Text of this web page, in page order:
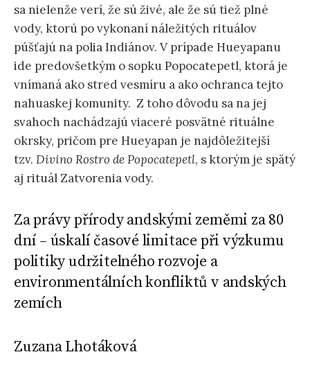
sa nielenže verí, že sú živé, ale že sú tiež plné
vody, ktorú po vykonaní náležitých rituálov
púšťajú na polia Indiánov. V prípade Hueyapanu
ide predovšetkým o sopku Popocatepetl, ktorá je
vnímaná ako stred vesmíru a ako ochranca tejto
nahuaskej komunity. Z toho dôvodu sa na jej
svahoch nachádzajú viaceré posvätné rituálne
okrsky, pričom pre Hueyapan je najdôležitejší
tzv. Divino Rostro de Popocatepetl, s ktorým je spätý
aj rituál Zatvorenia vody.
Za právy přírody andskými zeměmi za 80
dní – úskalí časové limitace při výzkumu
politiky udržitelného rozvoje a
environmentálních konfliktů v andských
zemích
Zuzana Lhotáková